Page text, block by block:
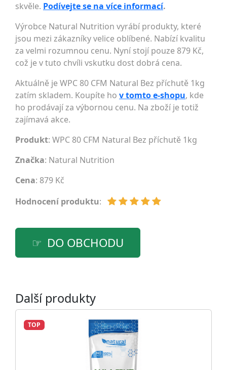
skvěle. Podívejte se na více informací.
Výrobce Natural Nutrition vyrábí produkty, které
jsou mezi zákazníky velice oblíbené. Nabízí kvalitu
za velmi rozumnou cenu. Nyní stojí pouze 879 Kč,
což je v tuto chvíli vskutku dost dobrá cena.
Aktuálně je WPC 80 CFM Natural Bez příchutě 1kg
zatím skladem. Koupíte ho v tomto e-shopu, kde
ho prodávají za výbornou cenu. Na zboží je totiž
zajímavá akce.
Produkt: WPC 80 CFM Natural Bez příchutě 1kg
Značka: Natural Nutrition
Cena: 879 Kč
Hodnocení produktu:
DO OBCHODU
Další produkty
TOP